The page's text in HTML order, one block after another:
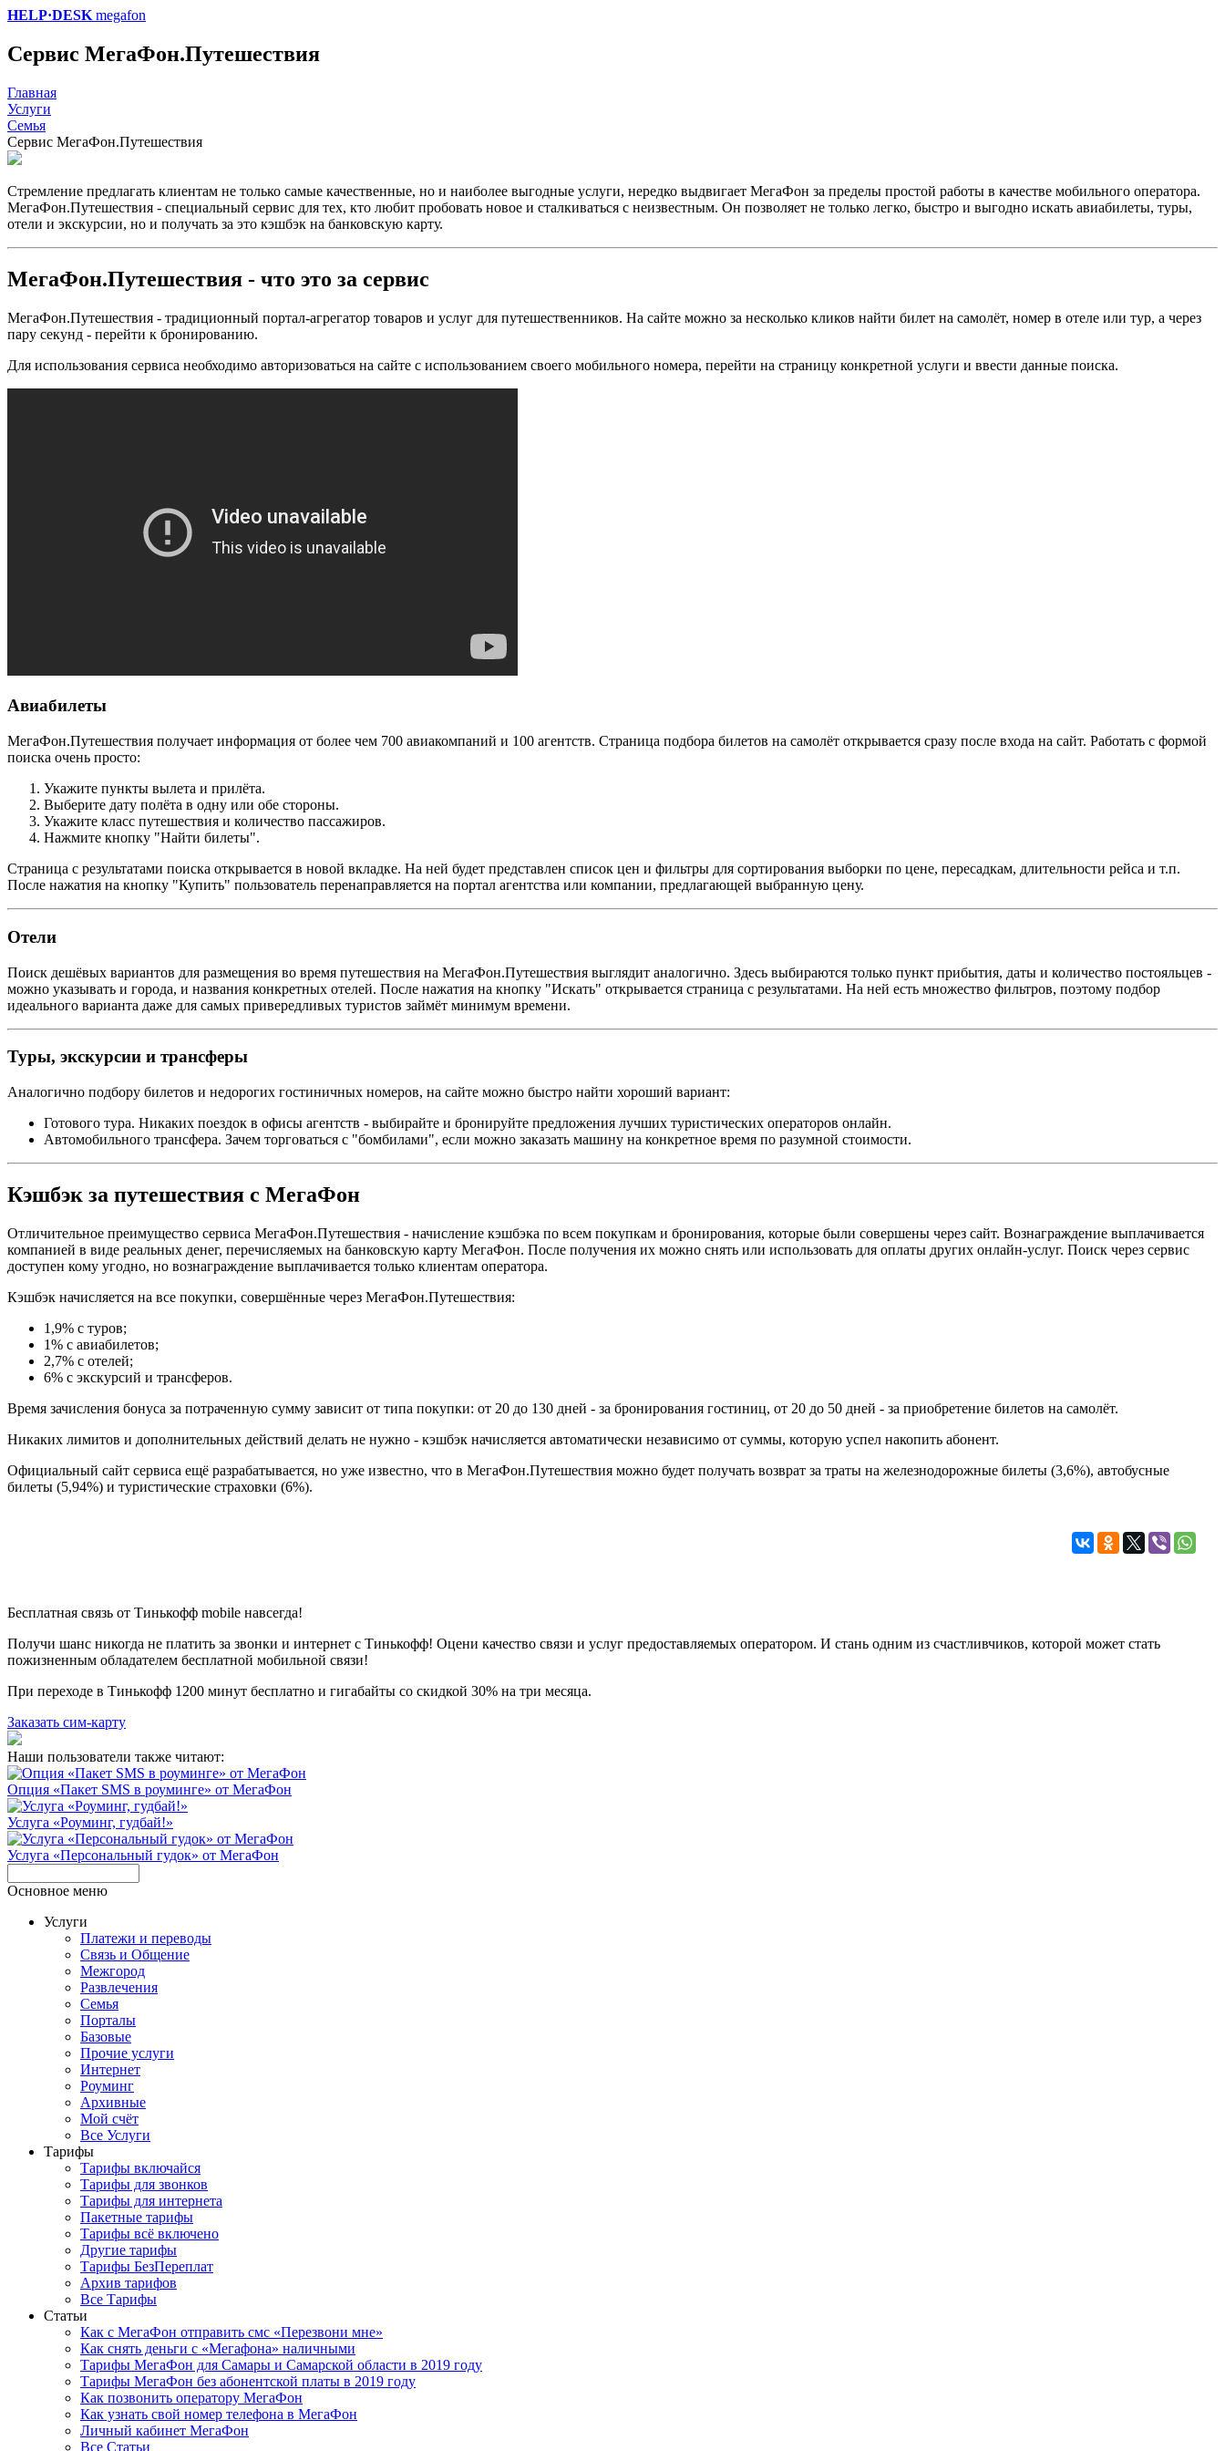
HELP·DESK megafon
Сервис МегаФон.Путешествия
Главная
Услуги
Семья
Сервис МегаФон.Путешествия
Стремление предлагать клиентам не только самые качественные, но и наиболее выгодные услуги, нередко выдвигает МегаФон за пределы простой работы в качестве мобильного оператора.
МегаФон.Путешествия - специальный сервис для тех, кто любит пробовать новое и сталкиваться с неизвестным. Он позволяет не только легко, быстро и выгодно искать авиабилеты, туры,
отели и экскурсии, но и получать за это кэшбэк на банковскую карту.
МегаФон.Путешествия - что это за сервис
МегаФон.Путешествия - традиционный портал-агрегатор товаров и услуг для путешественников. На сайте можно за несколько кликов найти билет на самолёт, номер в отеле или тур, а через
пару секунд - перейти к бронированию.
Для использования сервиса необходимо авторизоваться на сайте с использованием своего мобильного номера, перейти на страницу конкретной услуги и ввести данные поиска.
Авиабилеты
МегаФон.Путешествия получает информация от более чем 700 авиакомпаний и 100 агентств. Страница подбора билетов на самолёт открывается сразу после входа на сайт. Работать с формой
поиска очень просто:
Укажите пункты вылета и прилёта.
Выберите дату полёта в одну или обе стороны.
Укажите класс путешествия и количество пассажиров.
Нажмите кнопку "Найти билеты".
Страница с результатами поиска открывается в новой вкладке. На ней будет представлен список цен и фильтры для сортирования выборки по цене, пересадкам, длительности рейса и т.п.
После нажатия на кнопку "Купить" пользователь перенаправляется на портал агентства или компании, предлагающей выбранную цену.
Отели
Поиск дешёвых вариантов для размещения во время путешествия на МегаФон.Путешествия выглядит аналогично. Здесь выбираются только пункт прибытия, даты и количество постояльцев -
можно указывать и города, и названия конкретных отелей. После нажатия на кнопку "Искать" открывается страница с результатами. На ней есть множество фильтров, поэтому подбор
идеального варианта даже для самых привередливых туристов займёт минимум времени.
Туры, экскурсии и трансферы
Аналогично подбору билетов и недорогих гостиничных номеров, на сайте можно быстро найти хороший вариант:
Готового тура. Никаких поездок в офисы агентств - выбирайте и бронируйте предложения лучших туристических операторов онлайн.
Автомобильного трансфера. Зачем торговаться с "бомбилами", если можно заказать машину на конкретное время по разумной стоимости.
Кэшбэк за путешествия с МегаФон
Отличительное преимущество сервиса МегаФон.Путешествия - начисление кэшбэка по всем покупкам и бронирования, которые были совершены через сайт. Вознаграждение выплачивается
компанией в виде реальных денег, перечисляемых на банковскую карту МегаФон. После получения их можно снять или использовать для оплаты других онлайн-услуг. Поиск через сервис
доступен кому угодно, но вознаграждение выплачивается только клиентам оператора.
Кэшбэк начисляется на все покупки, совершённые через МегаФон.Путешествия:
1,9% с туров;
1% с авиабилетов;
2,7% с отелей;
6% с экскурсий и трансферов.
Время зачисления бонуса за потраченную сумму зависит от типа покупки: от 20 до 130 дней - за бронирования гостиниц, от 20 до 50 дней - за приобретение билетов на самолёт.
Никаких лимитов и дополнительных действий делать не нужно - кэшбэк начисляется автоматически независимо от суммы, которую успел накопить абонент.
Официальный сайт сервиса ещё разрабатывается, но уже известно, что в МегаФон.Путешествия можно будет получать возврат за траты на железнодорожные билеты (3,6%), автобусные
билеты (5,94%) и туристические страховки (6%).
Бесплатная связь от Тинькофф mobile навсегда!
Получи шанс никогда не платить за звонки и интернет с Тинькофф! Оцени качество связи и услуг предоставляемых оператором. И стань одним из счастливчиков, которой может стать
пожизненным обладателем бесплатной мобильной связи!
При переходе в Тинькофф 1200 минут бесплатно и гигабайты со скидкой 30% на три месяца.
Заказать сим-карту
Наши пользователи также читают:
Опция «Пакет SMS в роуминге» от МегаФон
Услуга «Роуминг, гудбай!»
Услуга «Персональный гудок» от МегаФон
Основное меню
Услуги
Платежи и переводы
Связь и Общение
Межгород
Развлечения
Семья
Порталы
Базовые
Прочие услуги
Интернет
Роуминг
Архивные
Мой счёт
Все Услуги
Тарифы
Тарифы включайся
Тарифы для звонков
Тарифы для интернета
Пакетные тарифы
Тарифы всё включено
Другие тарифы
Тарифы БезПереплат
Архив тарифов
Все Тарифы
Статьи
Как с МегаФон отправить смс «Перезвони мне»
Как снять деньги с «Мегафона» наличными
Тарифы МегаФон для Самары и Самарской области в 2019 году
Тарифы МегаФон без абонентской платы в 2019 году
Как позвонить оператору МегаФон
Как узнать свой номер телефона в МегаФон
Личный кабинет МегаФон
Все Статьи